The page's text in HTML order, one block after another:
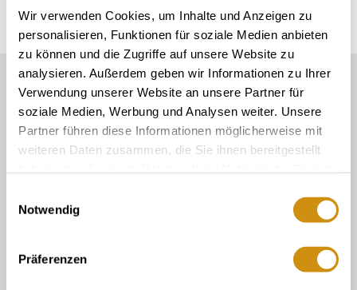
Wir verwenden Cookies, um Inhalte und Anzeigen zu
personalisieren, Funktionen für soziale Medien anbieten
zu können und die Zugriffe auf unsere Website zu
analysieren. Außerdem geben wir Informationen zu Ihrer
Verwendung unserer Website an unsere Partner für
soziale Medien, Werbung und Analysen weiter. Unsere
Partner führen diese Informationen möglicherweise mit
weiteren Daten zusammen, die Sie ihnen bereitgestellt
Notwendig
Präferenzen
Unser Servicekontakt:
Sie benötigen weitere Informationen? Wir helfen
06132/710 009 200
Oder einfach per E-Mail
Buchung & Service